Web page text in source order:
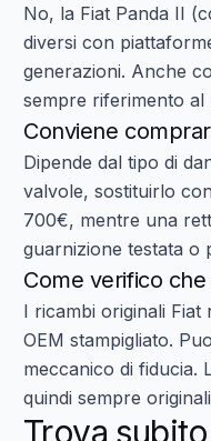
No, la Fiat Panda II
diversi con
generazioni. Anche
sempre riferimento
Conviene
Dipende dal tipo di
valvole, sostituirlo
700€, mentre una
guarnizione testata o
Come verifico
I ricambi originali
OEM stampigliato.
meccanico di fiducia.
quindi sempre
Trova